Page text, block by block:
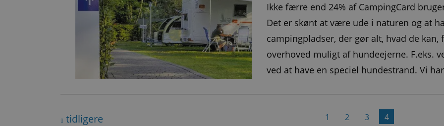
Ikke færre end 24% af CampingCard
Det er skønt at være ude i naturen og at
campingpladser, der gør alt, hvad de kan,
overhoved muligt af hundeejerne. F.eks.
ved at have en speciel hundestrand. Vi
tidligere 1 2 3 4